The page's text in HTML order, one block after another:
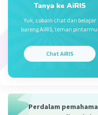
karena masih
Ek A= 1/2 × m × v²
Ek A= 1/2 × 1 × (0)²
Ek A = 0 Joule
3. Kita memakai
Ek B = 250 J - 100 J
Tanya ke AiRIS
Yuk, cobain chat dan belajar
bareng AiRIS, teman pintarmu!
Chat AiRIS
Perdalam